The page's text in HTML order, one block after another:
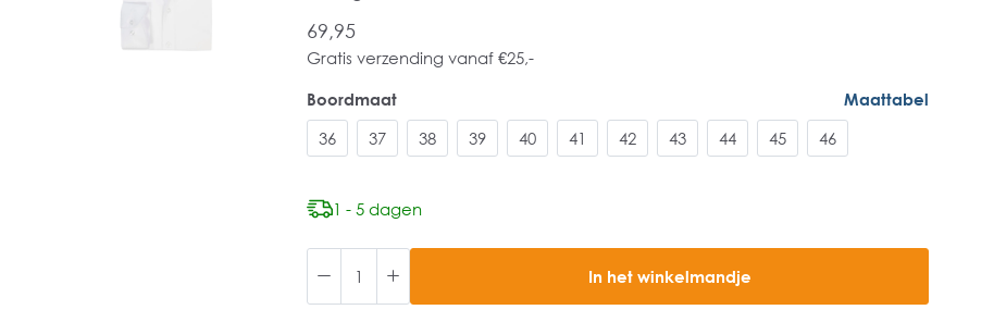
69,95
Gratis verzending vanaf €25,-
Boordmaat
Maattabel
36
37 38 39 40 41 42 43 44 45 46
1 - 5 dagen
In het winkelmandje